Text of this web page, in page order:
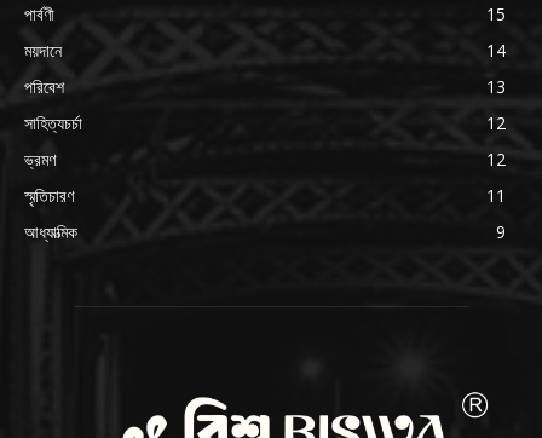
পার্বণী
15
ময়দানে
14
পরিবেশ
13
সাহিত্যচর্চা
12
ভ্রমণ
12
স্মৃতিচারণ
11
আধ্যাত্মিক
9